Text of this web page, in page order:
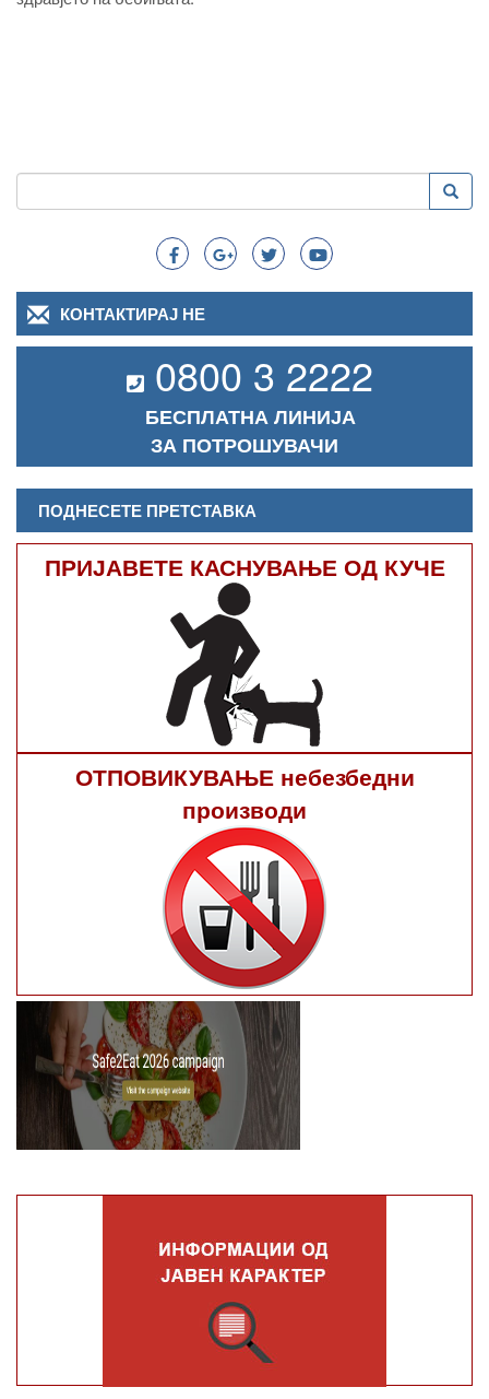
Search
Пребарување
КОНТАКТИРАЈ НЕ
0800 3 2222
БЕСПЛАТНА ЛИНИЈА
ЗА ПОТРОШУВАЧИ
ПОДНЕСЕТЕ ПРЕТСТАВКА
ПРИЈАВЕТЕ КАСНУВАЊЕ ОД КУЧЕ
ОТПОВИКУВАЊЕ небезбедни
производи